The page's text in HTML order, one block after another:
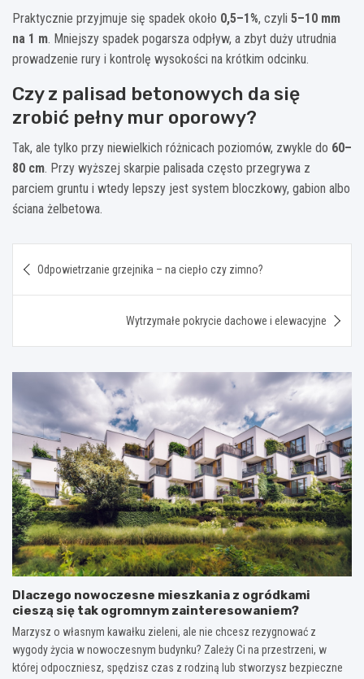
Praktycznie przyjmuje się spadek około 0,5–1%, czyli 5–10 mm
na 1 m. Mniejszy spadek pogarsza odpływ, a zbyt duży utrudnia
prowadzenie rury i kontrolę wysokości na krótkim odcinku.
Czy z palisad betonowych da się
zrobić pełny mur oporowy?
Tak, ale tylko przy niewielkich różnicach poziomów, zwykle do 60–
80 cm. Przy wyższej skarpie palisada często przegrywa z
parciem gruntu i wtedy lepszy jest system bloczkowy, gabion albo
ściana żelbetowa.
wpisu
Odpowietrzanie grzejnika – na ciepło czy zimno?
Wytrzymałe pokrycie dachowe i elewacyjne
Dlaczego nowoczesne mieszkania z ogródkami
cieszą się tak ogromnym zainteresowaniem?
Marzysz o własnym kawałku zieleni, ale nie chcesz rezygnować z
wygody życia w nowoczesnym budynku? Zależy Ci na przestrzeni, w
której odpoczniesz, spędzisz czas z rodziną lub stworzysz bezpieczne